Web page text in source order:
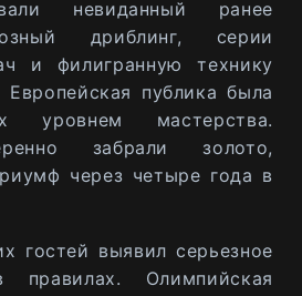
невиданный ранее
дриблинг, серии
и филигранную технику
публика была
уровнем мастерства.
забрали золото,
через четыре года в
гостей выявил серьезное
правилах. Олимпийская